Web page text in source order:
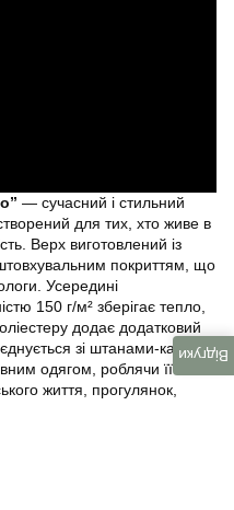
— сучасний і стильний
для тих, хто живе в
Верх виготовлений із
покриттям, що
Усередині
150 г/м² зберігає тепло,
додає додатковий
зі штанами-карго,
одягом, роблячи її
життя, прогулянок,
Відгуки